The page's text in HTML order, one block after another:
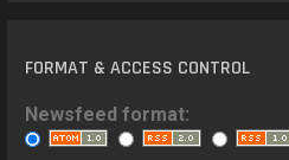
FORMAT & ACCESS CONTROL
Newsfeed format: